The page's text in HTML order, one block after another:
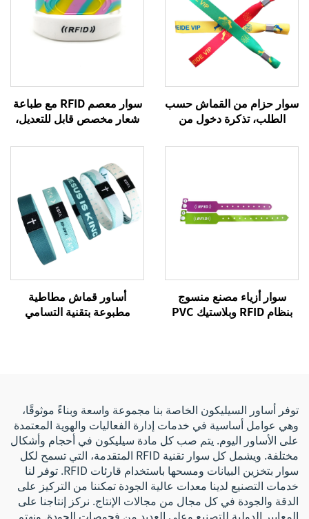
سوار حزام من القماش حسب
الطلب، تذكرة دخول من
يدوية منسوجة، سوار حريري
سوار معصم RFID مع طباعة
شعار مخصص قابل للتعديل،
بنظام NFC للدفع الإلكتروني،
سوار معصم RFID
سوار أزياء مصنع منسوج
بنظام RFID وبلاستيك PVC
أساور قماش مطاطية
مطبوعة بتقنية التسامي
توفر أساور السيليكون الخاصة بنا مجموعة واسعة وبناءً موثوقًا،
وهي عوامل أساسية في خدمات إدارة الفعاليات والهوية المعتمدة
على الأساور اليوم. يتم صب كل مادة سيليكون في أحجام وأشكال
مختلفة. ويشمل كل سوار تقنية RFID المتقدمة، التي تسمح لكل
سوار بتخزين البيانات ومسحها باستخدام قارئات RFID. توفر لنا
خدمات التصنيع لدينا معدات عالية الجودة تمكننا من التركيز على
الدقة والجودة في كل مجال من مجالات الإنتاج. نركز إنتاجنا على
المعايير الدولية للتصنيع وعلى العديد من فحوصات الجودة. ونهتم